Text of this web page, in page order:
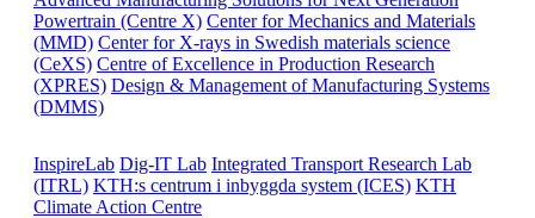
Powertrain (Centre X) Center for Mechanics and Materials
(MMD) Center for X-rays in Swedish materials science
(CeXS) Centre of Excellence in Production Research
(XPRES) Design & Management of Manufacturing Systems
(DMMS)
InspireLab Dig-IT Lab Integrated Transport Research Lab
(ITRL) KTH:s centrum i inbyggda system (ICES) KTH
Climate Action Centre